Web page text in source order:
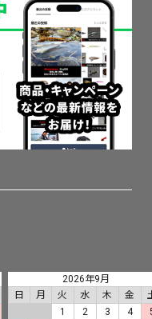
2026年9月
日
月 火 水 木 金
1
2 3 4